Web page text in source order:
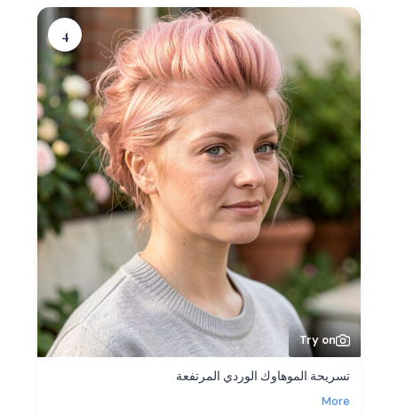
4
Try on
تسريحة الموهاوك الوردي المرتفعة
More